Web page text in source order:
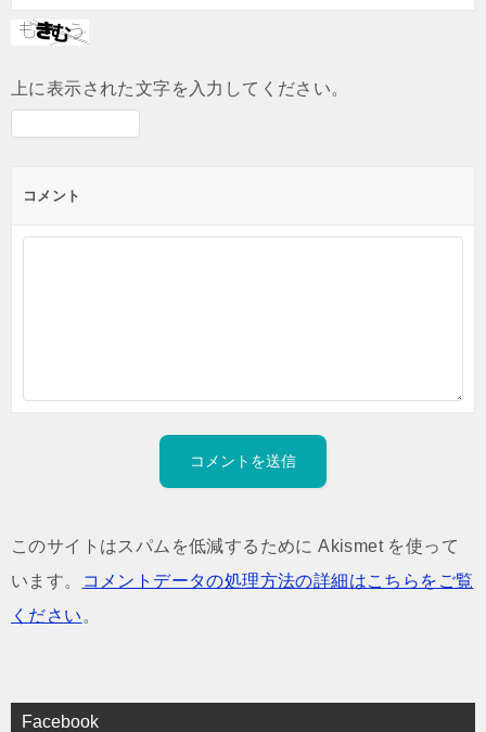
上に表示された文字を入力してください。
コメント
このサイトはスパムを低減するために Akismet を使って
います。
コメントデータの処理方法の詳細はこちらをご覧
ください 。
Facebook